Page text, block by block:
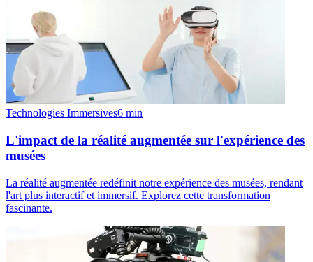
Technologies Immersives6 min
L'impact de la réalité augmentée sur l'expérience des
musées
La réalité augmentée redéfinit notre expérience des musées, rendant
l'art plus interactif et immersif. Explorez cette transformation
fascinante.